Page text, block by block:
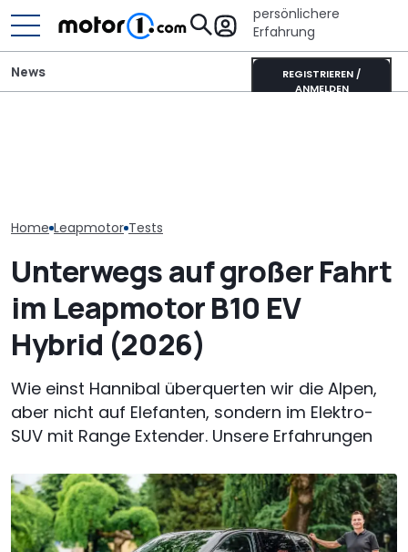
persönlichere
Erfahrung
REGISTRIEREN /
ANMELDEN
News
Home Leapmotor Tests
Unterwegs auf großer Fahrt
im Leapmotor B10 EV
Hybrid (2026)
Wie einst Hannibal überquerten wir die Alpen,
aber nicht auf Elefanten, sondern im Elektro-
SUV mit Range Extender. Unsere Erfahrungen